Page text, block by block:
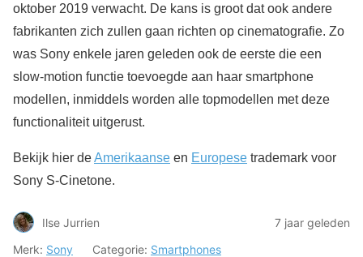
oktober 2019 verwacht. De kans is groot dat ook andere
fabrikanten zich zullen gaan richten op cinematografie. Zo
was Sony enkele jaren geleden ook de eerste die een
slow-motion functie toevoegde aan haar smartphone
modellen, inmiddels worden alle topmodellen met deze
functionaliteit uitgerust.
Bekijk hier deAmerikaanse en Europese trademark voor
Sony S-Cinetone.
Ilse Jurrien
7 jaar geleden
Merk: Sony Categorie: Smartphones